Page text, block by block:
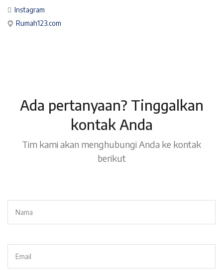
Instagram
Rumah123.com
Ada pertanyaan? Tinggalkan
kontak Anda
Tim kami akan menghubungi Anda ke kontak
berikut